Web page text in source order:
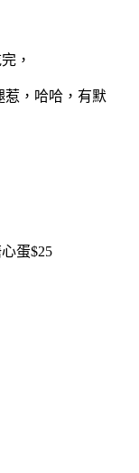
，
惹，哈哈，有默
蛋$25